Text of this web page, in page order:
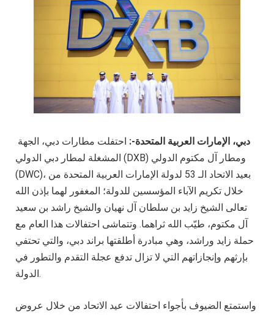
دبي، الإمارات العربية المتحدة-: احتفلت مطارات دبي، الجهة
المشغلة لمطار دبي الدولي (DXB) ومطار آل مكتوم الدولي
(DWC)، بعيد الاتحاد الـ 53 لدولة الإمارات العربية المتحدة من
خلال تكريم الآباء المؤسسين للدولة؛ المغفور لهما بإذن الله
تعالى الشيخ زايد بن سلطان آل نهيان والشيخ راشد بن سعيد
آل مكتوم، طيّب الله ثراهما. وتتماشى احتفالات هذا العام مع
حملة زايد وراشد، وهي مبادرة أطلقتها براند دبي، والتي تحتفي
بإرثهم وإنجازاتهم التي لا تزال تدفع عجلة التقدم والتطور في
الدولة.
واستمتع الضيوف بأجواء احتفالات عيد الاتحاد من خلال عروض